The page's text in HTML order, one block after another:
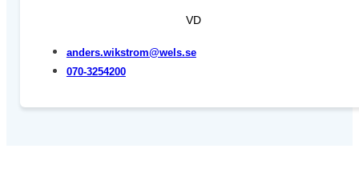
VD
anders.wikstrom@wels.se
070-3254200